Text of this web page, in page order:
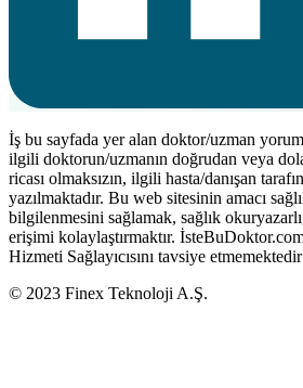
İş bu sayfada yer alan doktor/uzman
ilgili doktorun/uzmanın doğrudan veya
ricası olmaksızın, ilgili hasta/danışan
yazılmaktadır. Bu web sitesinin amacı
bilgilenmesini sağlamak, sağlık
erişimi kolaylaştırmaktır.
Hizmeti Sağlayıcısını tavsiye
© 2023 Finex Teknoloji A.Ş.